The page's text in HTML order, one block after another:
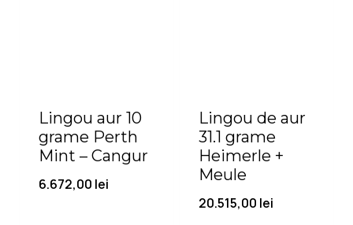
Lingou aur 10
grame Perth
Mint – Cangur
6.672,00 lei
Lingou de aur
31.1 grame
Heimerle +
Meule
20.515,00 lei